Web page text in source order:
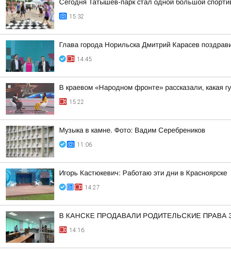
Сегодня Татышев-парк стал одной большой
15:32
Глава города Норильска Дмитрий Карасев
14:45
В краевом «Народном фронте» рассказали, какая
15:22
Музыка в камне. Фото: Вадим Серебреников
11:06
Игорь Кастюкевич: Работаю эти дни в Красноярске
14:27
В КАНСКЕ ПРОДАВАЛИ РОДИТЕЛЬСКИЕ ПРАВА
14:16